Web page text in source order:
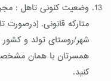
وضعیت کنونی تاهل :
متارکه قانونی. [درصورت
شهر/روستای تولد و
همسرتان با همان
کنید.